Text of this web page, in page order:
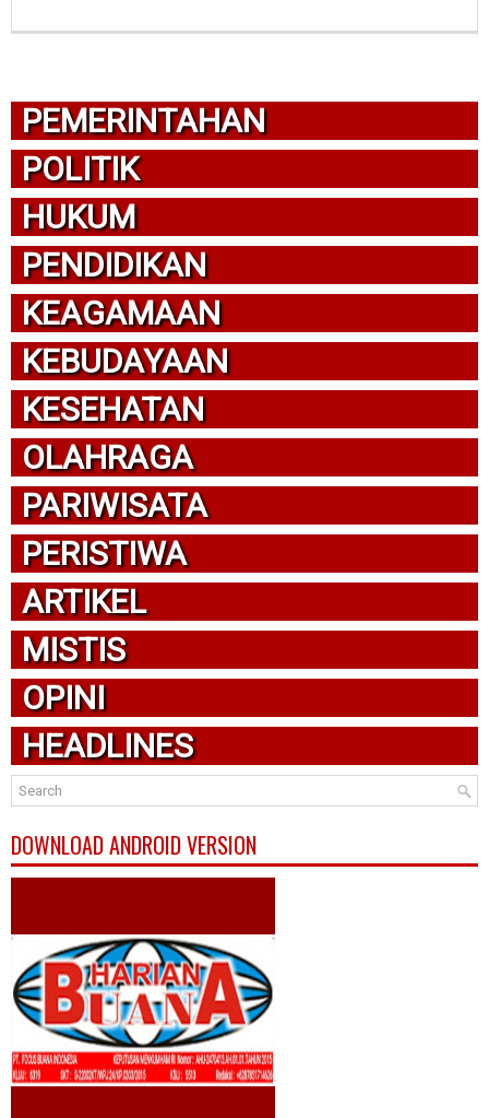
PEMERINTAHAN
POLITIK
HUKUM
PENDIDIKAN
KEAGAMAAN
KEBUDAYAAN
KESEHATAN
OLAHRAGA
PARIWISATA
PERISTIWA
ARTIKEL
MISTIS
OPINI
HEADLINES
DOWNLOAD ANDROID VERSION